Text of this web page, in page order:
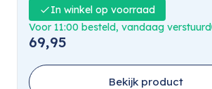
In winkel op voorraad
Voor 11:00 besteld, vandaag verstuurd
69,95
Bekijk product